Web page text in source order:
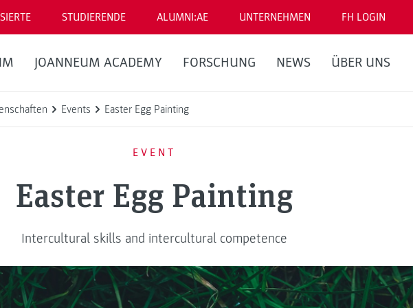
STUDIERENDE ALUMNI:AE UNTERNEHMEN FH LOGIN
JOANNEUM ACADEMY FORSCHUNG NEWS ÜBER UNS
Events Easter Egg Painting
EVENT
Easter Egg Painting
Intercultural skills and intercultural competence